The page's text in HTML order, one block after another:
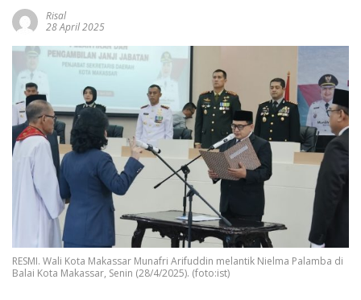
Risal
28 April 2025
RESMI. Wali Kota Makassar Munafri Arifuddin melantik Nielma Palamba di
Balai Kota Makassar, Senin (28/4/2025). (foto:ist)